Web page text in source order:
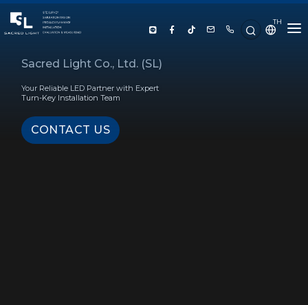
TH
HOME
ABOUT US
PRODUCT
Sacred Light Co., Ltd. (SL)
Your Reliable LED Partner with Expert
Turn-Key Installation Team
CONTACT US